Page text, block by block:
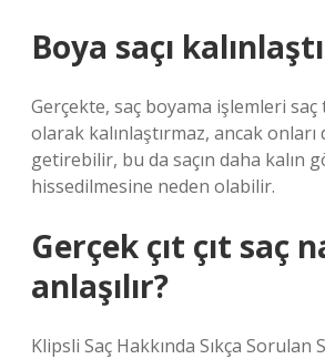
Boya saçı
Gerçekte, saç boyama işlemleri
olarak kalınlaştırmaz, ancak
getirebilir, bu da saçın daha kalın
hissedilmesine neden olabilir.
Gerçek çıt çıt saç
anlaşılır?
Klipsli Saç Hakkında Sıkça Sorulan